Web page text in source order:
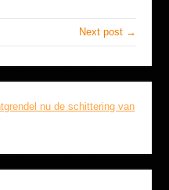
Next post →
nu de schittering van